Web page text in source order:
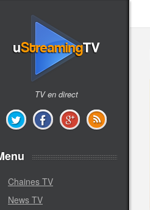
TV en direct
Chaines TV
News TV